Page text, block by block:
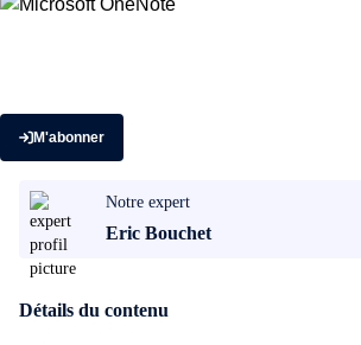
M'abonner
Notre expert
Eric Bouchet
Détails du contenu